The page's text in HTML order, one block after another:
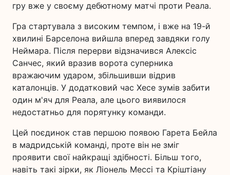
гру вже у своєму дебютному матчі проти Реала.
Гра стартувала з високим темпом, і вже на 19-й
хвилині Барселона вийшла вперед завдяки голу
Неймара. Після перерви відзначився Алексіс
Санчес, який вразив ворота суперника
вражаючим ударом, збільшивши відрив
каталонців. У додатковий час Хесе зумів забити
один м'яч для Реала, але цього виявилося
недостатньо для порятунку команди.
Цей поєдинок став першою появою Гарета Бейла
в мадридській команді, проте він не зміг
проявити свої найкращі здібності. Більш того,
навіть такі зірки, як Ліонель Мессі та Кріштіану